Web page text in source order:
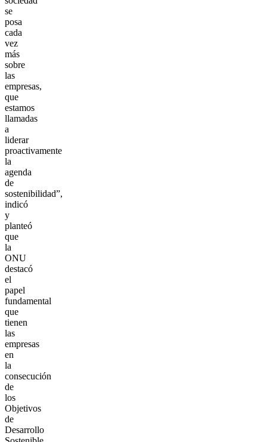
se
posa
cada
vez
más
sobre
las
empresas,
que
estamos
llamadas
a
liderar
proactivamente
la
agenda
de
sostenibilidad”,
indicó
y
planteó
que
la
ONU
destacó
el
papel
fundamental
que
tienen
las
empresas
en
la
consecución
de
los
Objetivos
de
Desarrollo